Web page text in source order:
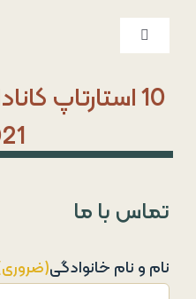
Skip
کنترلر
10 استارتاپ
تماس با ما
نام و نام خانوادگی